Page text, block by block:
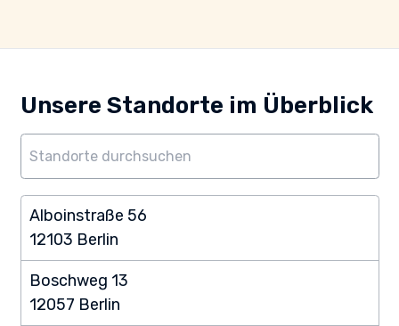
Unsere Standorte im Überblick
Alboinstraße 56
12103 Berlin
Boschweg 13
12057 Berlin